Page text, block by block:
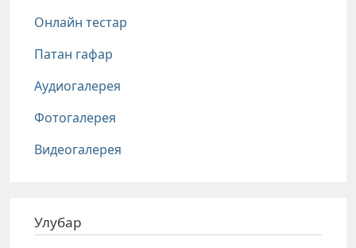
Онлайн тестар
Патан гафар
Аудиогалерея
Фотогалерея
Видеогалерея
Улубар